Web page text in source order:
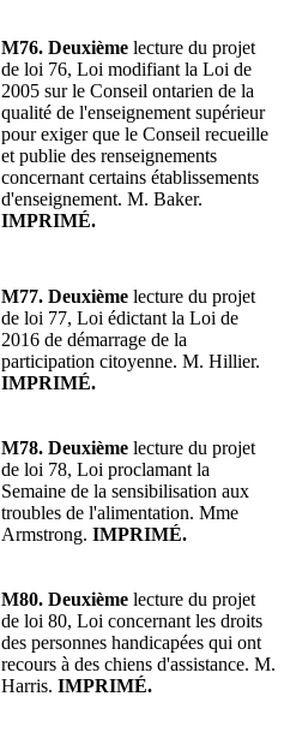
M76. Deuxième lecture du projet
de loi 76, Loi modifiant la Loi de
2005 sur le Conseil ontarien de la
qualité de l'enseignement supérieur
pour exiger que le Conseil recueille
et publie des renseignements
concernant certains établissements
d'enseignement. M. Baker.
IMPRIMÉ.
M77. Deuxième lecture du projet
de loi 77, Loi édictant la Loi de
2016 de démarrage de la
participation citoyenne. M. Hillier.
IMPRIMÉ.
M78. Deuxième lecture du projet
de loi 78, Loi proclamant la
Semaine de la sensibilisation aux
troubles de l'alimentation. Mme
Armstrong. IMPRIMÉ.
M80. Deuxième lecture du projet
de loi 80, Loi concernant les droits
des personnes handicapées qui ont
recours à des chiens d'assistance. M.
Harris. IMPRIMÉ.